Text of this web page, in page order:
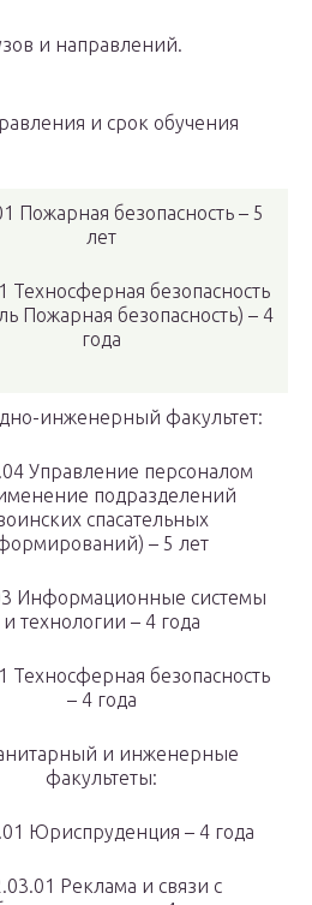
и направлений.
и срок обучения
Пожарная безопасность – 5
лет
Техносферная безопасность
Пожарная безопасность) – 4
года
инженерный факультет:
Управление персоналом
подразделений
спасательных
– 5 лет
Информационные системы
и технологии – 4 года
Техносферная безопасность
– 4 года
и инженерные
факультеты:
Юриспруденция – 4 года
Реклама и связи с